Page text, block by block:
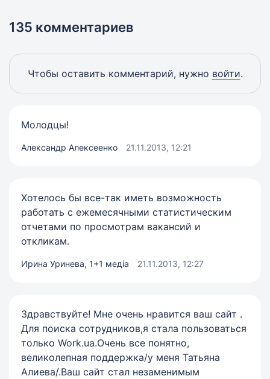
135 комментариев
Чтобы оставить комментарий, нужно войти.
Молодцы!
Александр Алексеенко 21.11.2013, 12:21
Хотелось бы все-так иметь возможность
работать с ежемесячными статистическим
отчетами по просмотрам вакансий и
откликам.
Ирина Уринева, 1+1 медіа 21.11.2013, 12:27
Здравствуйте! Мне очень нравится ваш сайт .
Для поиска сотрудников,я стала пользоваться
только Work.ua.Очень все понятно,
великолепная поддержка/у меня Татьяна
Алиева/.Ваш сайт стал незаменимым